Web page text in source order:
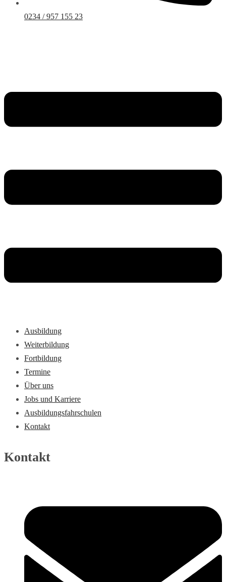
0234 / 957 155 23
Ausbildung
Weiterbildung
Fortbildung
Termine
Über uns
Jobs und Karriere
Ausbildungsfahrschulen
Kontakt
Kontakt